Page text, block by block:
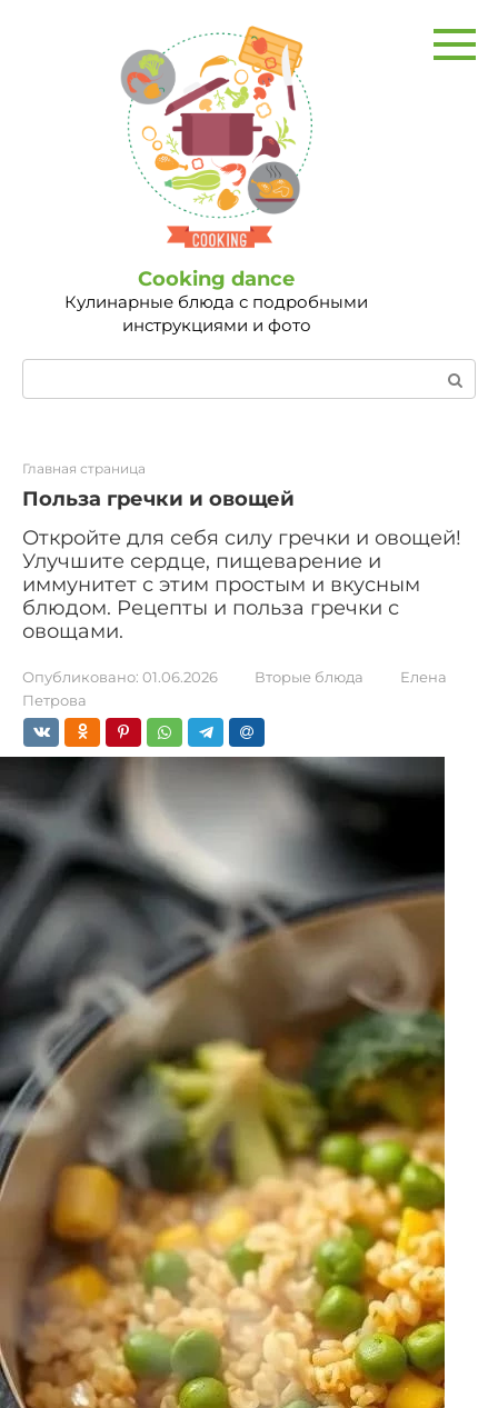
Сooking dance
Кулинарные блюда с подробными
инструкциями и фото
Поиск:
Главная страница
Польза гречки и овощей
Откройте для себя силу гречки и овощей!
Улучшите сердце, пищеварение и
иммунитет с этим простым и вкусным
блюдом. Рецепты и польза гречки с
овощами.
Опубликовано: 01.06.2026 Вторые блюда
Елена
Петрова